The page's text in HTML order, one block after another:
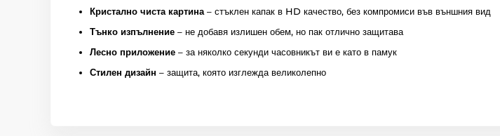
Кристално чиста картина – стъклен капак в HD качество, без компромиси във външния вид
Тънко изпълнение – не добавя излишен обем, но пак отлично защитава
Лесно приложение – за няколко секунди часовникът ви е като в памук
Стилен дизайн – защита, която изглежда великолепно